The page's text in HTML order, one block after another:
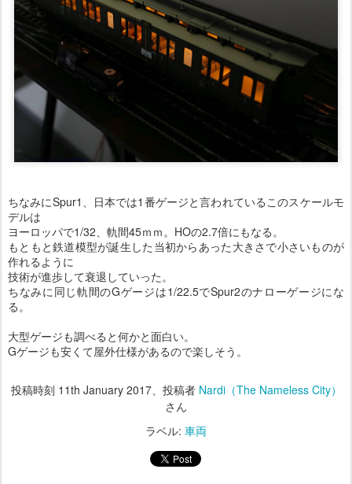
ちなみにSpur1、日本では1番ゲージと言われているこのスケールモ
デルは
ヨーロッパで1/32、軌間45ｍｍ。HOの2.7倍にもなる。
もともと鉄道模型が誕生した当初からあった大きさで小さいものが
作れるように
技術が進歩して衰退していった。
ちなみに同じ軌間のGゲージは1/22.5でSpur2のナローゲージにな
る。
大型ゲージも調べると何かと面白い。
Gゲージも安くて屋外仕様があるので楽しそう。
投稿時刻 11th January 2017、投稿者 Nardi（The Nameless City）
さん
ラベル: 車両